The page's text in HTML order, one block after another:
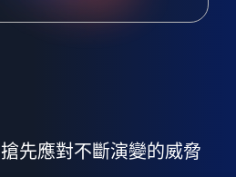
搶先應對不斷演變的威脅